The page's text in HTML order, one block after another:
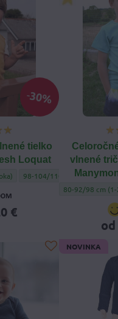
Aqua Blue - Veľkosť
merino vlnené tielko
122/128 cm (5-7/7,5 roka)
30%
tielko
Loquat
Manymonths Fresh Loquat -
Detské merino vlnené
98-104/110 cm (3-4,5/5
€
vlnené
Celoročné
80-92/98 cm
od
NOVINKA